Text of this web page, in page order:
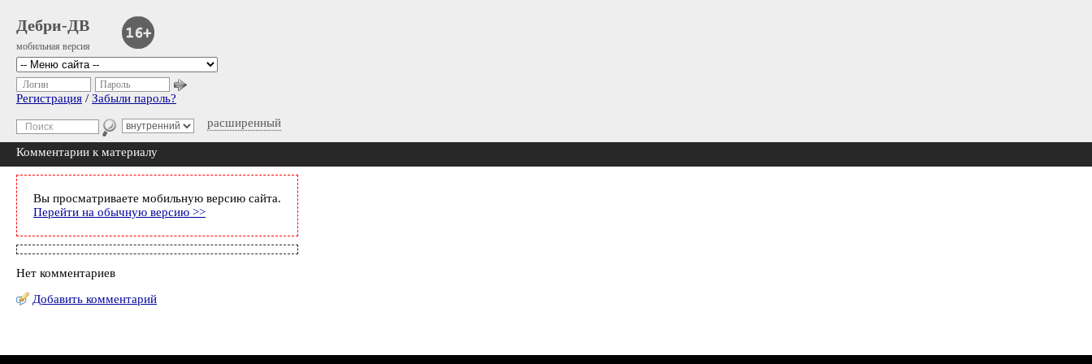
Дебри-ДВ
мобильная версия
расширенный
Логин Пароль
Регистрация / Забыли пароль?
Комментарии к материалу
Вы просматриваете мобильную версию сайта.
Перейти на обычную версию >>
Нет комментариев
Добавить комментарий